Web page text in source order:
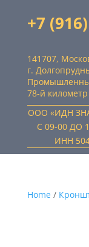
+7
141707,
г.
78-й
ООО «ИДН
С 09-00 ДО
ИНН
Home/